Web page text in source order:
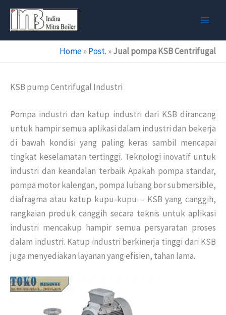
Skip
content
Home»Post. »Jual pompa KSB Centrifugal
KSB pump Centrifugal Industri
Pompa industri dan katup industri dari KSB dirancang
untuk hampir semua aplikasi dalam industri dan bekerja
di bawah kondisi yang paling keras sambil mencapai
tingkat keselamatan tertinggi. Teknologi inovatif untuk
industri dan keandalan terbaik Apakah pompa standar,
pompa motor kalengan, pompa lubang bor submersible,
diafragma atau katup kupu-kupu – KSB yang canggih,
rangkaian produk canggih secara teknis untuk aplikasi
industri mencakup hampir semua persyaratan proses
dalam industri. Katup industri berkinerja tinggi dari KSB
juga menyediakan layanan yang efisien, tahan lama.